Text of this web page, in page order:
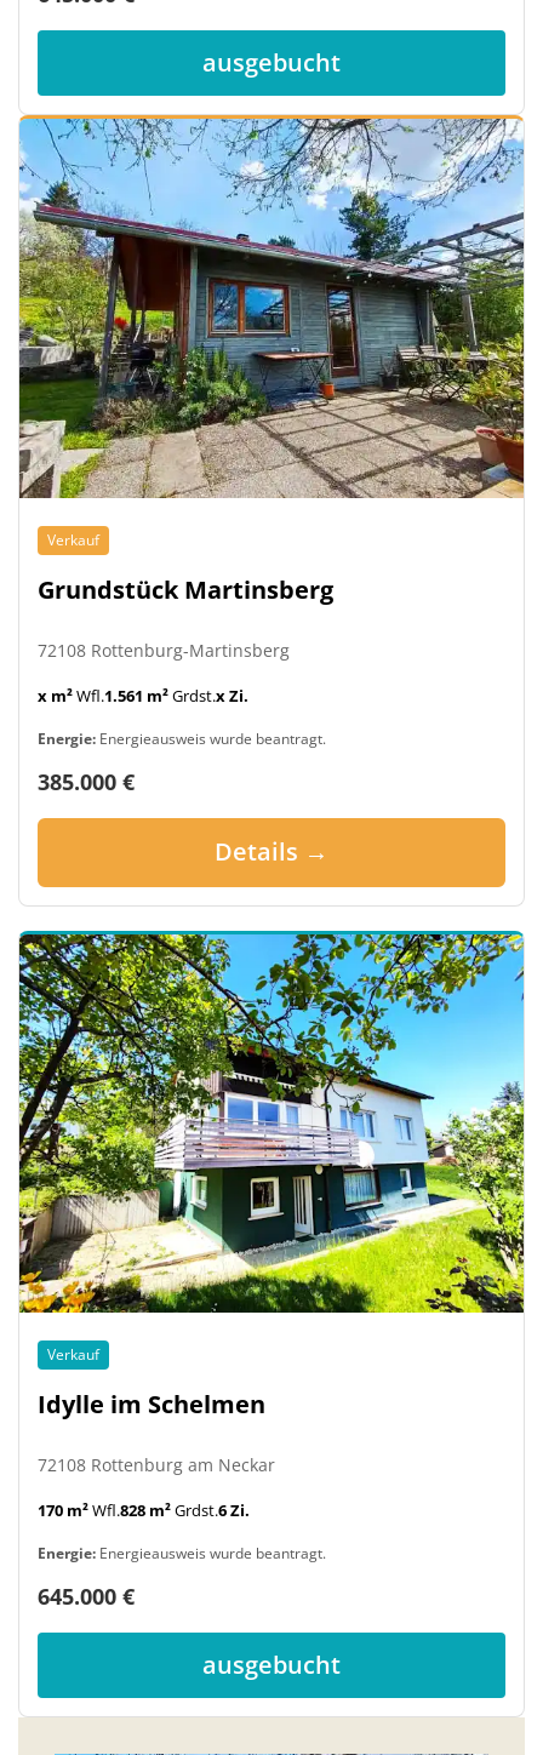
ausgebucht
Verkauf
Grundstück Martinsberg
72108 Rottenburg-Martinsberg
x m²Wfl.1.561 m²Grdst.x Zi.
Energie: Energieausweis wurde beantragt.
385.000 €
Details →
Verkauf
Idylle im Schelmen
72108 Rottenburg am Neckar
170 m²Wfl.828 m²Grdst.6 Zi.
Energie: Energieausweis wurde beantragt.
645.000 €
ausgebucht